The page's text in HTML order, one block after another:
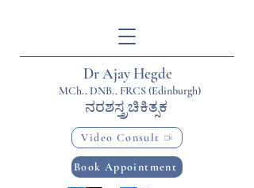
ನರಶಸ್ತ್ರಚಿಕಿತ್ಸಕ
Dr Ajay Hegde
MCh., DNB., FRCS (Edinburgh)
Book Appointment
Video Consult